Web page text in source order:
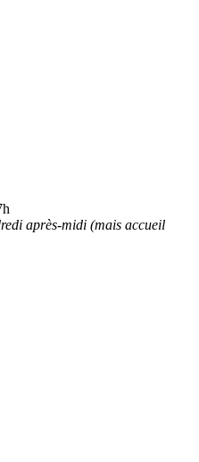
après-midi (mais accueil